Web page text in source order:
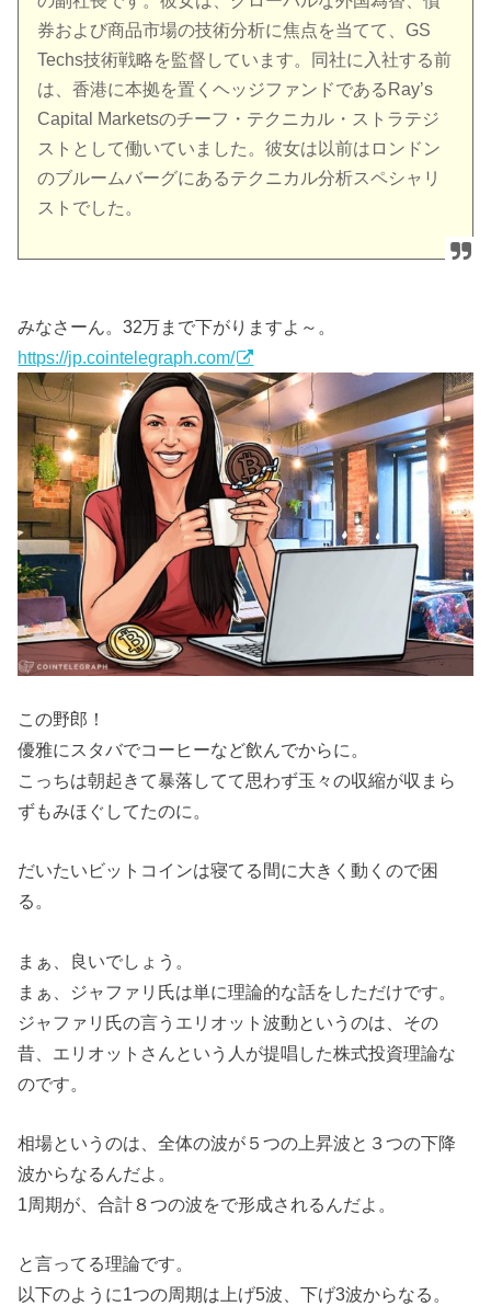
券および商品市場の技術分析に焦点を当てて、GS
Techs技術戦略を監督しています。同社に入社する前
は、香港に本拠を置くヘッジファンドであるRay’s
Capital Marketsのチーフ・テクニカル・ストラテジ
ストとして働いていました。彼女は以前はロンドン
のブルームバーグにあるテクニカル分析スペシャリ
ストでした。
みなさーん。32万まで下がりますよ～。
https://jp.cointelegraph.com/
この野郎！
優雅にスタバでコーヒーなど飲んでからに。
こっちは朝起きて暴落してて思わず玉々の収縮が収まら
ずもみほぐしてたのに。
だいたいビットコインは寝てる間に大きく動くので困
る。
まぁ、良いでしょう。
まぁ、ジャファリ氏は単に理論的な話をしただけです。
ジャファリ氏の言うエリオット波動というのは、その
昔、エリオットさんという人が提唱した株式投資理論な
のです。
相場というのは、全体の波が５つの上昇波と３つの下降
波からなるんだよ。
1周期が、合計８つの波をで形成されるんだよ。
と言ってる理論です。
以下のように1つの周期は上げ5波、下げ3波からなる。